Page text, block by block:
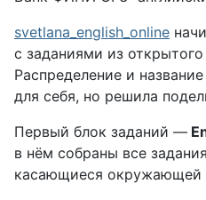
svetlana_english_online
с заданиями из
Распределение и
для себя, но решила
Первый блок заданий —
в нём собраны все
касающиеся окружающей